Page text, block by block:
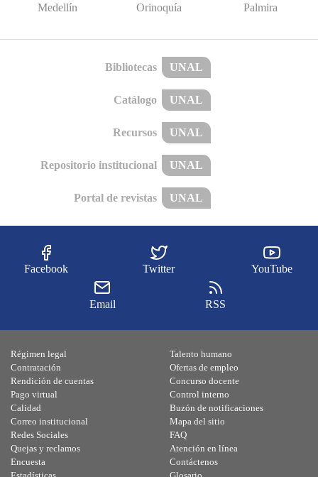
Medellín Orinoquía Palmira
Bibliotecas UNAL
Catálogo UNAL
Recursos UNAL
Repositorio institucional UNAL
Portal de revistas UNAL
Facebook Twitter YouTube
Email RSS
Régimen legal
Contratación
Rendición de cuentas
Pago virtual
Calidad
Talento humano
Ofertas de empleo
Concurso docente
Control interno
Buzón de notificaciones
Correo institucional
Redes Sociales
Quejas y reclamos
Encuesta
Mapa del sitio
FAQ
Atención en línea
Contáctenos